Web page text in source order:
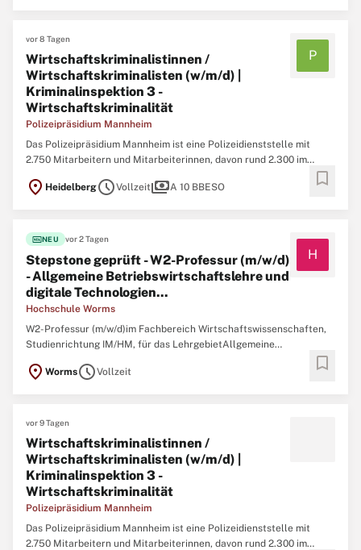
vor 8 Tagen
Wirtschaftskriminalistinnen /
Wirtschaftskriminalisten (w/m/d) |
Kriminalinspektion 3 -
Wirtschaftskriminalität
Polizeipräsidium Mannheim
P
Das Polizeipräsidium Mannheim ist eine Polizeidienststelle mit
2.750 Mitarbeitern und Mitarbeiterinnen, davon rund 2.300 im
Stadtkreise Mannheim und Heidelberg sowie den Rhein-Neckar-
location_on HeidelbergscheduleVollzeitpaymentsA 10 BBESO bookmark
fiber_newNEU vor 2 Tagen
Stepstone geprüft - W2-Professur (m/w/d)
- Allgemeine Betriebswirtschaftslehre und
digitale Technologien...
Hochschule Worms
H
W2-Professur (m/w/d)im Fachbereich Wirtschaftswissenschaften,
Studienrichtung IM/HM, für das LehrgebietAllgemeine
Betriebswirtschaftslehre und digitale Technologien- unbefristet in
Vollzeit -Die Hochschule Worms ist mit ihren drei Fachbereichen
location_on WormsscheduleVollzeit bookmark
vor 9 Tagen
Wirtschaftskriminalistinnen /
Wirtschaftskriminalisten (w/m/d) |
Kriminalinspektion 3 -
Wirtschaftskriminalität
Polizeipräsidium Mannheim
Das Polizeipräsidium Mannheim ist eine Polizeidienststelle mit
2.750 Mitarbeitern und Mitarbeiterinnen, davon rund 2.300 im